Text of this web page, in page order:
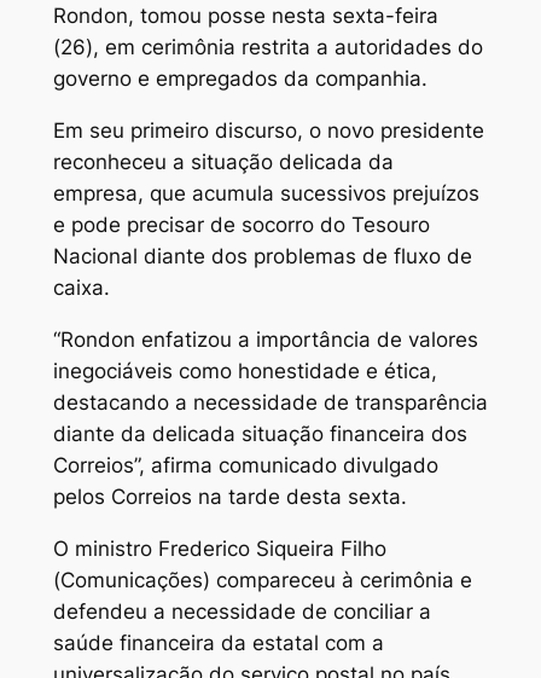
Rondon, tomou posse nesta sexta-feira
(26), em cerimônia restrita a autoridades do
governo e empregados da companhia.
Em seu primeiro discurso, o novo presidente
reconheceu a situação delicada da
empresa, que acumula sucessivos prejuízos
e pode precisar de socorro do Tesouro
Nacional diante dos problemas de fluxo de
caixa.
“Rondon enfatizou a importância de valores
inegociáveis como honestidade e ética,
destacando a necessidade de transparência
diante da delicada situação financeira dos
Correios”, afirma comunicado divulgado
pelos Correios na tarde desta sexta.
O ministro Frederico Siqueira Filho
(Comunicações) compareceu à cerimônia e
defendeu a necessidade de conciliar a
saúde financeira da estatal com a